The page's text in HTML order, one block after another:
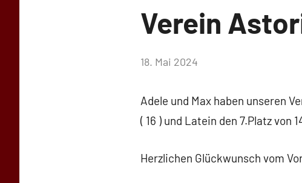
Verein
von
Schwarz-
Stollhoff
18. Mai 2024
Adele und Max haben unseren
( 16 ) und Latein den 7.Platz von
Herzlichen Glückwunsch vom